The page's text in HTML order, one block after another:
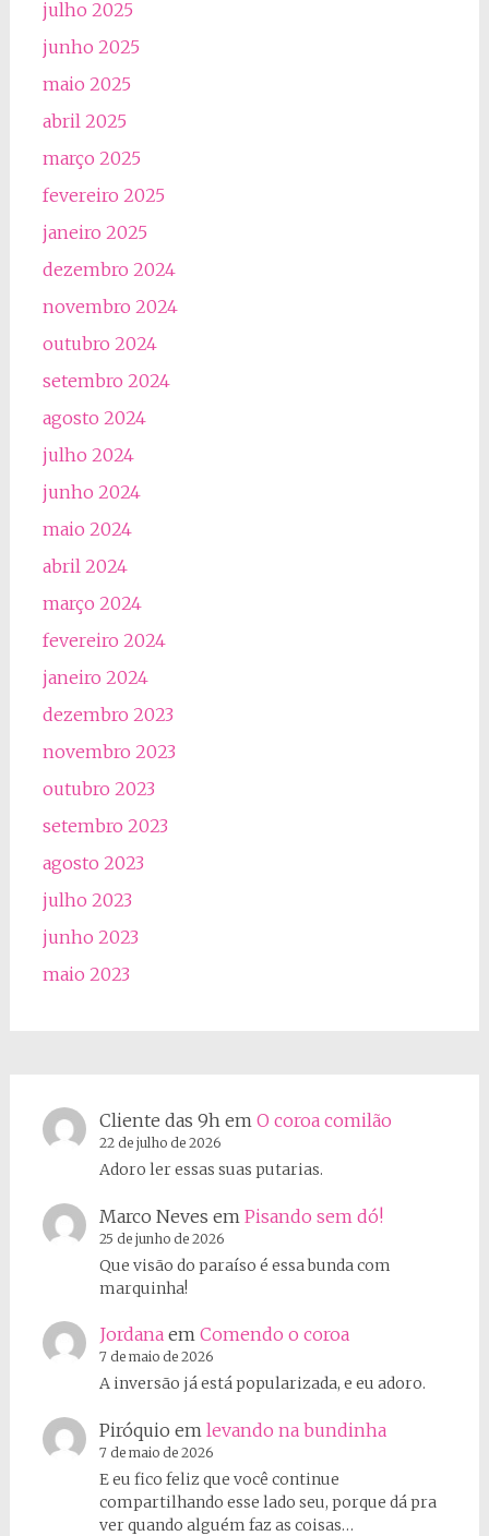
julho 2025
junho 2025
maio 2025
abril 2025
março 2025
fevereiro 2025
janeiro 2025
dezembro 2024
novembro 2024
outubro 2024
setembro 2024
agosto 2024
julho 2024
junho 2024
maio 2024
abril 2024
março 2024
fevereiro 2024
janeiro 2024
dezembro 2023
novembro 2023
outubro 2023
setembro 2023
agosto 2023
julho 2023
junho 2023
maio 2023
Cliente das 9hem O coroa comilão
22 de julho de 2026
Adoro ler essas suas putarias.
Marco Neves em Pisando sem dó!
25 de junho de 2026
Que visão do paraíso é essa bunda com
marquinha!
Jordanaem Comendo o coroa
7 de maio de 2026
A inversão já está popularizada, e eu adoro.
Piróquio em levando na bundinha
7 de maio de 2026
E eu fico feliz que você continue
compartilhando esse lado seu, porque dá pra
ver quando alguém faz as coisas…